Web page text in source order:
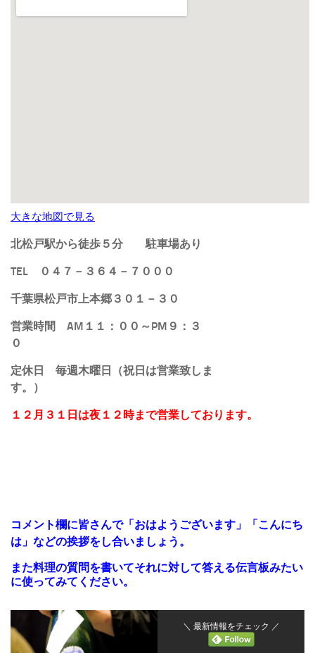
大きな地図で見る
北松戸駅から徒歩５分 駐車場あり
TEL ０４７－３６４－７０００
千葉県松戸市上本郷３０１－３０
営業時間 AM１１：００～PM９：３
０
定休日 毎週木曜日（祝日は営業致しま
す。）
１２月３１日は夜１２時まで営業しております。
コメント欄に皆さんで「おはよ うございます」「こんにち
は」などの挨拶をし合いましょう。
また料理の質問を書いてそれに対して答える伝言板みたい
に使ってみてください。
＼ 最新情報をチェック ／